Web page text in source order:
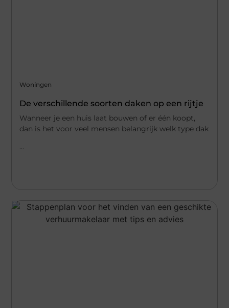
Woningen
De verschillende soorten daken op een rijtje
Wanneer je een huis laat bouwen of er één koopt,
dan is het voor veel mensen belangrijk welk type dak
...